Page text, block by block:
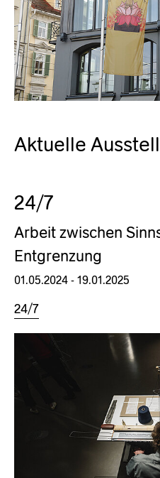
Aktuelle
24/7
Arbeit zwischen
Entgrenzung
01.05.2024 - 19.01.2025
24/7